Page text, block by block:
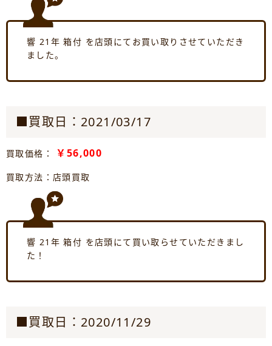
響 21年 箱付 を店頭にてお買い取りさせていただき
ました。
■買取日：2021/03/17
買取価格： ￥56,000
買取方法：店頭買取
響 21年 箱付 を店頭にて買い取らせていただきまし
た！
■買取日：2020/11/29